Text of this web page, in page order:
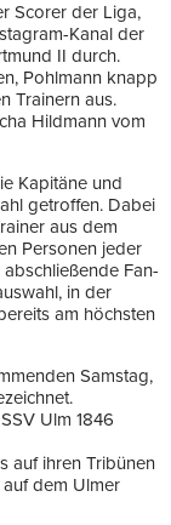
Scorer der Liga,
Kanal der
II durch.
Pohlmann knapp
Trainern aus.
Hildmann vom
Kapitäne und
getroffen. Dabei
aus dem
Personen jeder
Fan-
in der
am höchsten
Samstag,
Ulm 1846
auf ihren Tribünen
dem Ulmer